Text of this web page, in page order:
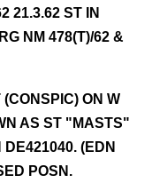
21.3.62 ST IN
NM 478(T)/62 &
ON W
AS ST "MASTS"
DE421040. (EDN
POSN.